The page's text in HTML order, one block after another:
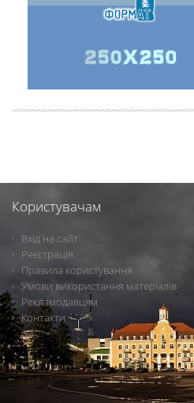
Користувачам
Вхід на сайт
Реєстрація
Правила користування
Умови використання матеріалів
Рекламодавцям
Контакти